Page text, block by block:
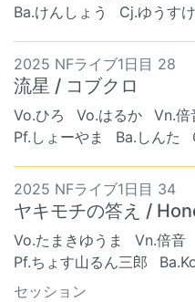
Ba.けんしょう
Cj.ゆうすけ
2025 NFライブ1日目 28
流星 / コブクロ
Vo.ひろ Vo.はるか Vn.
Pf.しょーやま
Ba.しんた
2025 NFライブ1日目 34
ヤキモチの答え /
Vo.たまきゆうま Vn.倍音
Pf.ちょす山るん三郎
セッション